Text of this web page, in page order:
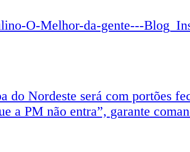
Nordeste será com portões
a PM não entra”, garante